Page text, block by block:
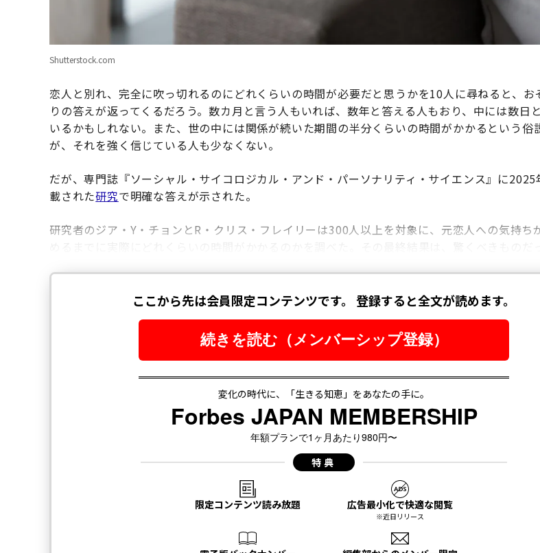
Shutterstock.com
恋人と別れ、完全に吹っ切れるのにどれくらいの時間が必要だと思うかを10人に尋ねると、お
りの答えが返ってくるだろう。数カ月と言う人もいれば、数年と答える人もおり、中には数日
いるかもしれない。また、世の中には関係が続いた期間の半分くらいの時間がかかるという俗
が、それを強く信じている人も少なくない。
だが、専門誌『ソーシャル・サイコロジカル・アンド・パーソナリティ・サイエンス』に2025
載された研究で明確な答えが示された。
研究者のジア・Y・チョンとR・クリス・フレイリーは300人以上を対象に、元恋人への気持ち